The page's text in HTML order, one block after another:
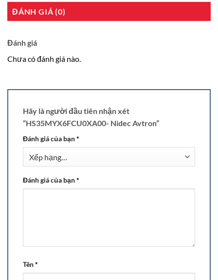
ĐÁNH GIÁ (0)
Đánh giá
Chưa có đánh giá nào.
Hãy là người đầu tiên nhận xét
“HS35MYX6FCU0XA00- Nidec Avtron”
Đánh giá của bạn*
Đánh giá của bạn*
Tên*